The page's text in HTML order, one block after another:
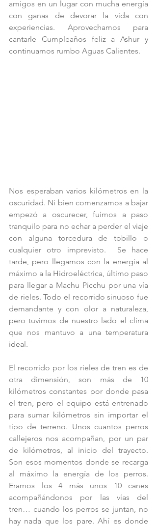
amigos en un lugar con mucha energía
con ganas de devorar la vida con
experiencias. Aprovechamos para
cantarle Cumpleaños feliz a Ashur y
continuamos rumbo Aguas Calientes.
Nos esperaban varios kilómetros en la
oscuridad. Ni bien comenzamos a bajar
empezó a oscurecer, fuimos a paso
tranquilo para no echar a perder el viaje
con alguna torcedura de tobillo o
cualquier otro imprevisto.  Se hace
tarde, pero llegamos con la energía al
máximo a la Hidroeléctrica, último paso
para llegar a Machu Picchu por una vía
de rieles. Todo el recorrido sinuoso fue
demandante y con olor a naturaleza,
pero tuvimos de nuestro lado el clima
que nos mantuvo a una temperatura
ideal.
El recorrido por los rieles de tren es de
otra dimensión, son más de 10
kilómetros constantes por donde pasa
el tren, pero el equipo está entrenado
para sumar kilómetros sin importar el
tipo de terreno. Unos cuantos perros
callejeros nos acompañan, por un par
de kilómetros, al inicio del trayecto.
Son esos momentos donde se recarga
al máximo la energía de los perros.
Eramos los 4 más unos 10 canes
acompañándonos por las vías del
tren… cuando los perros se juntan, no
hay nada que los pare. Ahí es donde